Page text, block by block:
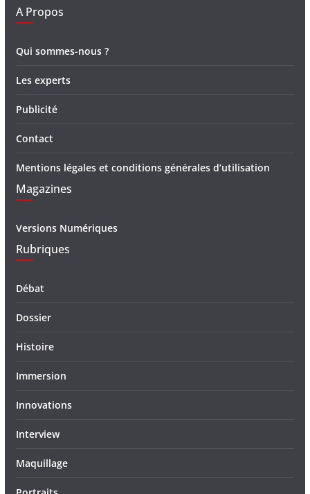
A Propos
Qui sommes-nous ?
Les experts
Publicité
Contact
Mentions légales et conditions générales d’utilisation
Magazines
Versions Numériques
Rubriques
Débat
Dossier
Histoire
Immersion
Innovations
Interview
Maquillage